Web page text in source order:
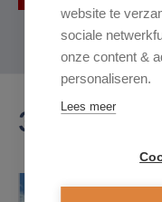
3510
website te
sociale
onze content &
personaliseren.
Lees meer